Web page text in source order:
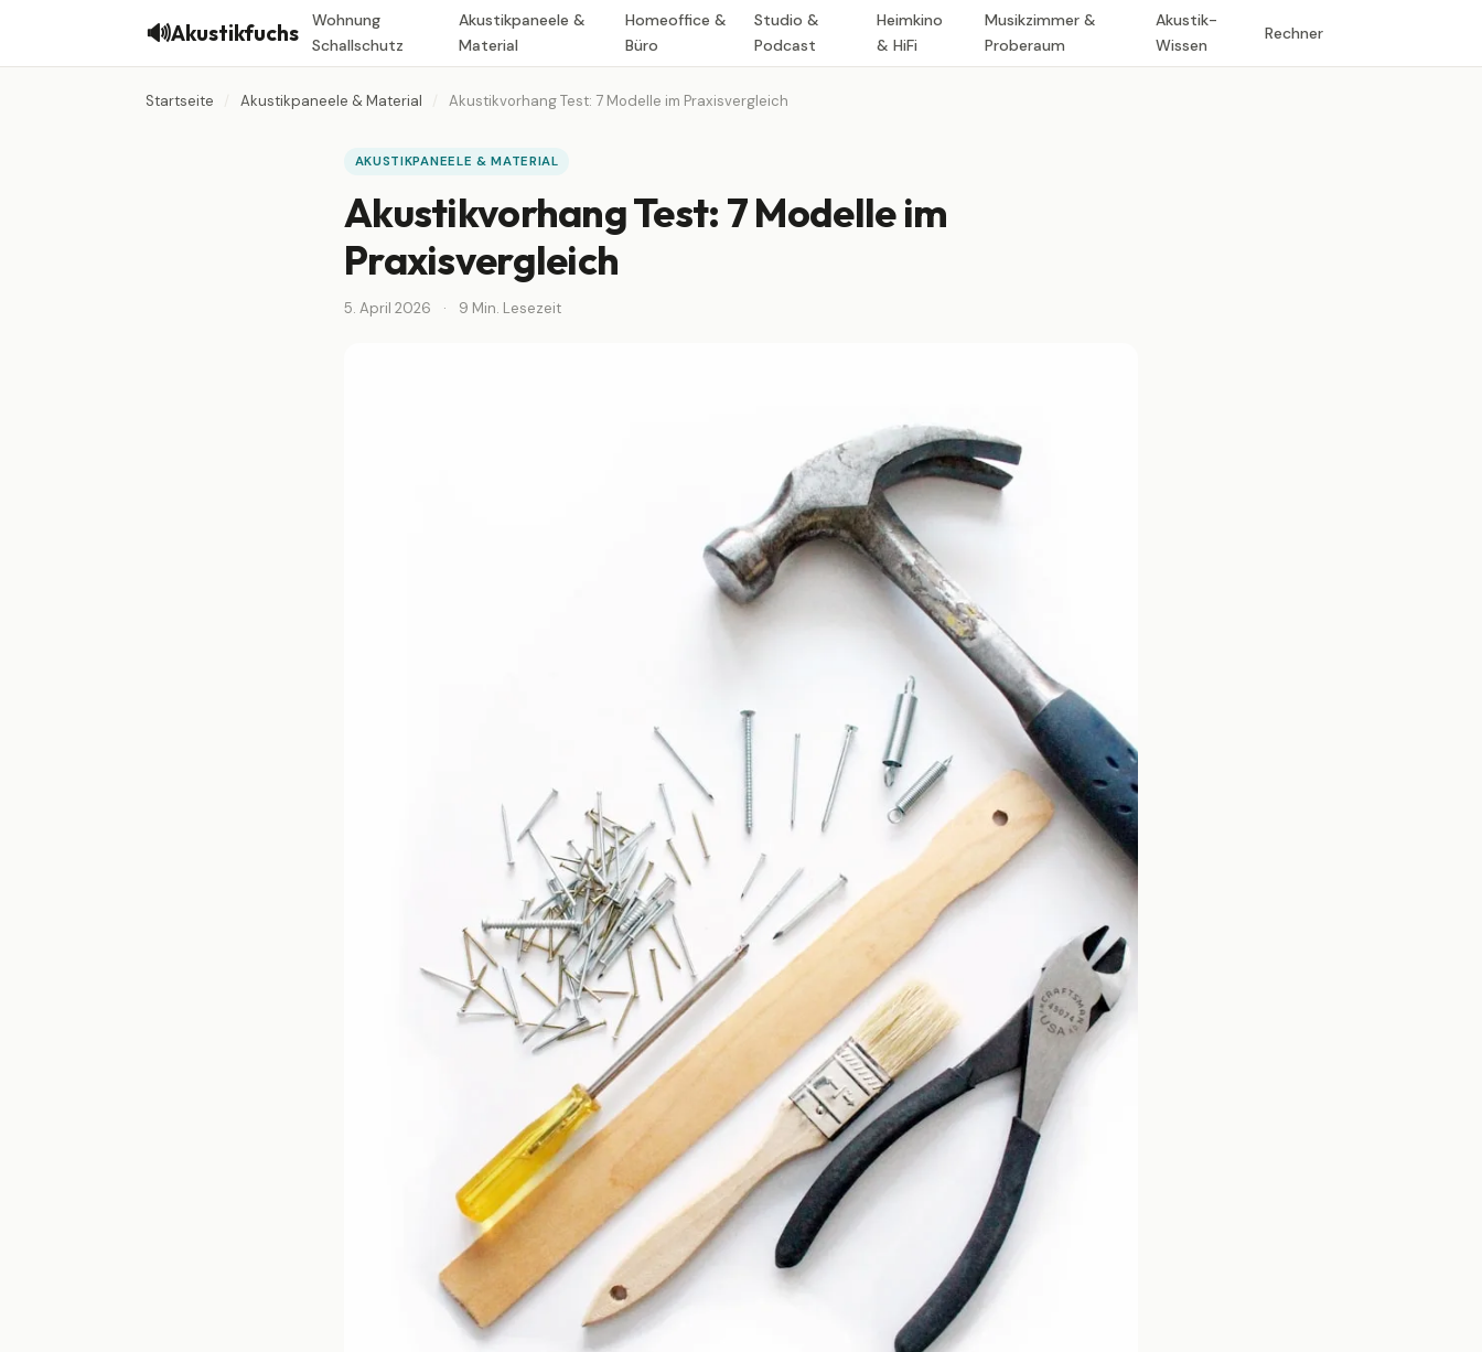
🔊Akustikfuchs
Wohnung
Schallschutz
Akustikpaneele &
Material
Homeoffice &
Büro
Studio &
Podcast
Heimkino
& HiFi
Musikzimmer &
Proberaum
Akustik-
Wissen
Rechner
Startseite Akustikpaneele & Material Akustikvorhang Test: 7 Modelle im Praxisvergleich
AKUSTIKPANEELE & MATERIAL
Akustikvorhang Test: 7 Modelle im
Praxisvergleich
5. April 2026 · 9 Min. Lesezeit